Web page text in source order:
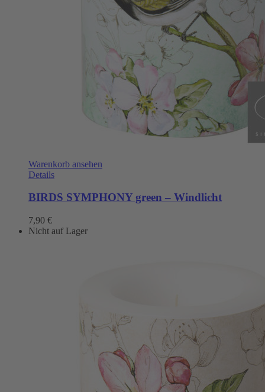
Warenkorb ansehen
Details
BIRDS SYMPHONY green – Windlicht
7,90 €
Nicht auf Lager